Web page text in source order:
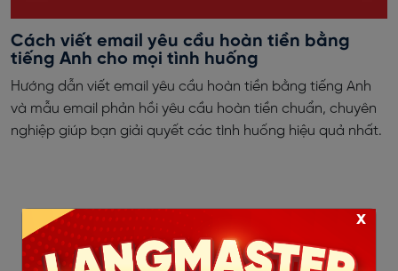
Cách viết email yêu cầu hoàn tiền bằng
tiếng Anh cho mọi tình huống
Hướng dẫn viết email yêu cầu hoàn tiền bằng tiếng Anh
và mẫu email phản hồi yêu cầu hoàn tiền chuẩn, chuyên
nghiệp giúp bạn giải quyết các tình huống hiệu quả nhất.
‹ 1 2 3 4 5 6 7
x